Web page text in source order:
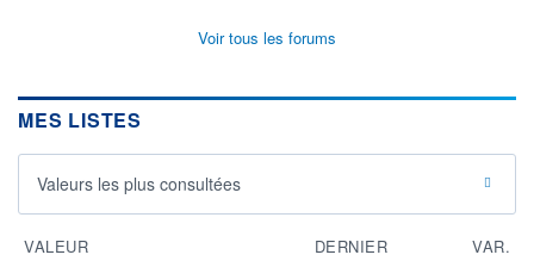
Voir tous les forums
MES LISTES
Valeurs les plus consultées
VALEUR DERNIER VAR.